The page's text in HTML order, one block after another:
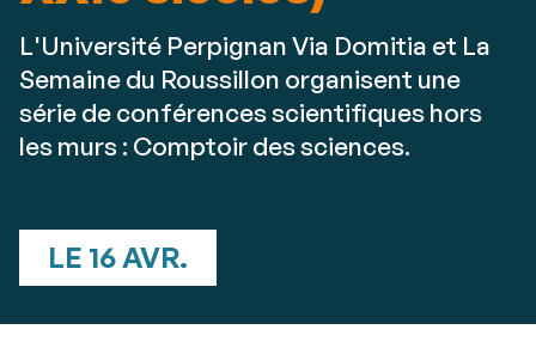
L'Université Perpignan Via Domitia et La
Semaine du Roussillon organisent une
série de conférences scientifiques hors
les murs : Comptoir des sciences.
LE 16 AVR.